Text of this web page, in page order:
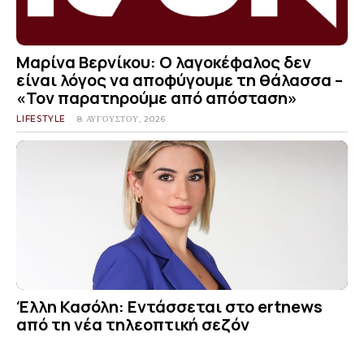
Μαρίνα Βερνίκου: Ο λαγοκέφαλος δεν
είναι λόγος να αποφύγουμε τη θάλασσα –
«Τον παρατηρούμε από απόσταση»
LIFESTYLE 8 ΑΥΓΟΎΣΤΟΥ, 2026
Έλλη Κασόλη: Εντάσσεται στο ertnews
από τη νέα τηλεοπτική σεζόν